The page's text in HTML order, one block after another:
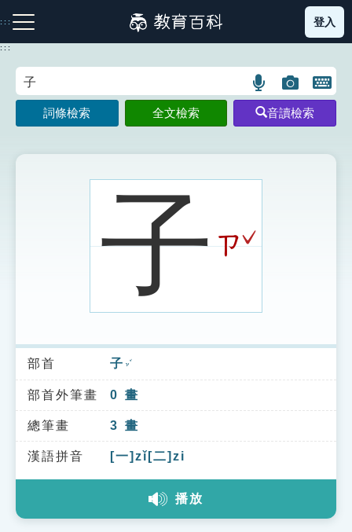
到
主
:::
注音索引圖示 筆畫索引圖示 部首索引表圖示
索引選單
知識索引
單字索引
生命大百科索引
登入
:::
語
言
搜
示
圖
片
搜
開
鍵
圖
詞條檢索 全文檢索 音讀檢索
子ㄗ ˇ
部首 子 ㄗˇ
部首外筆畫 0 畫
總筆畫 3 畫
漢語拼音 [一]zǐ[二]zi
播放